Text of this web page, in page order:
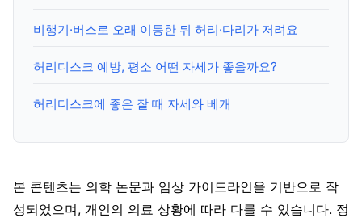
비행기·버스로 오래 이동한 뒤 허리·다리가 저려요
허리디스크 예방, 평소 어떤 자세가 좋을까요?
허리디스크에 좋은 잘 때 자세와 베개
본 콘텐츠는 의학 논문과 임상 가이드라인을 기반으로 작
성되었으며, 개인의 의료 상황에 따라 다를 수 있습니다. 정